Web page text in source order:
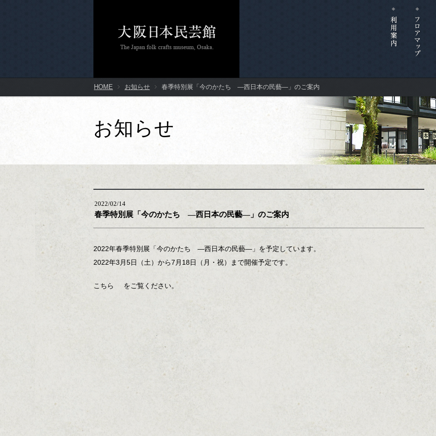
HOME お知らせ 春季特別展「今のかたち ―西日本の民藝―」のご案内
お知らせ
2022/02/14
春季特別展「今のかたち ―西日本の民藝―」のご案内
2022年春季特別展「今のかたち ―西日本の民藝―」を予定しています。
2022年3月5日（土）から7月18日（月・祝）まで開催予定です。
こちら をご覧ください。